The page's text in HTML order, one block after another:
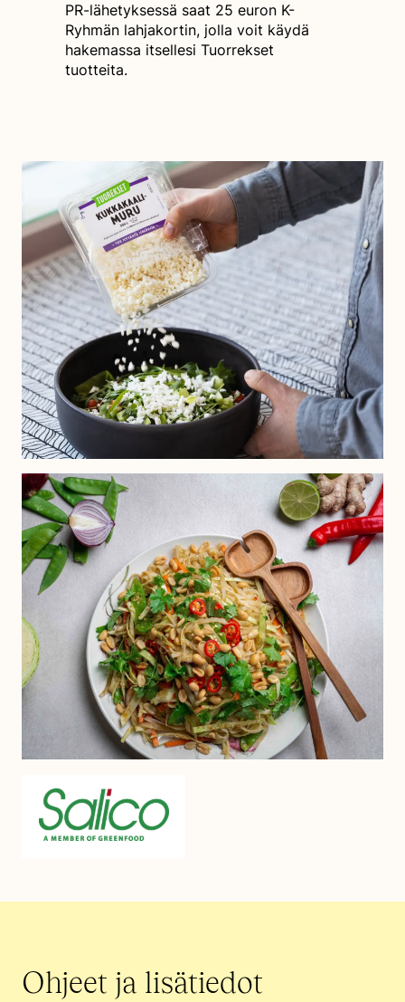
PR-lähetyksessä saat 25 euron K-
Ryhmän lahjakortin, jolla voit käydä
hakemassa itsellesi Tuorrekset
tuotteita.
Ohjeet ja lisätiedot